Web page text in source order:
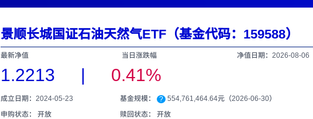
景顺长城国证石油天然气ETF（基金代码：159588）
最新净值 当日涨跌幅 净值日期：2026-08-06
1.2213 | 0.41%
成立日期：2024-05-23 基金规模： ? 554,761,464.64元（2026-06-30）
申购状态： 开放
赎回状态： 开放